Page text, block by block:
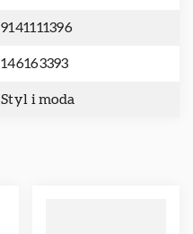
9141111396
146163393
Styl i moda